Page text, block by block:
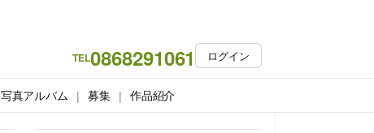
TEL0868291061 ログイン
写真アルバム 募集 作品紹介